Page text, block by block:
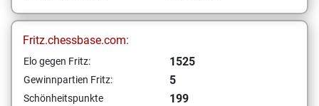
Fritz.chessbase.com:
Elo gegen Fritz: 1525
Gewinnpartien Fritz: 5
Schönheitspunkte
199